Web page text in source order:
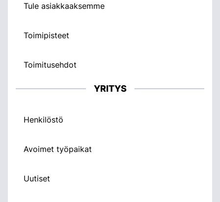
Tule asiakkaaksemme
Toimipisteet
Toimitusehdot
YRITYS
Henkilöstö
Avoimet työpaikat
Uutiset